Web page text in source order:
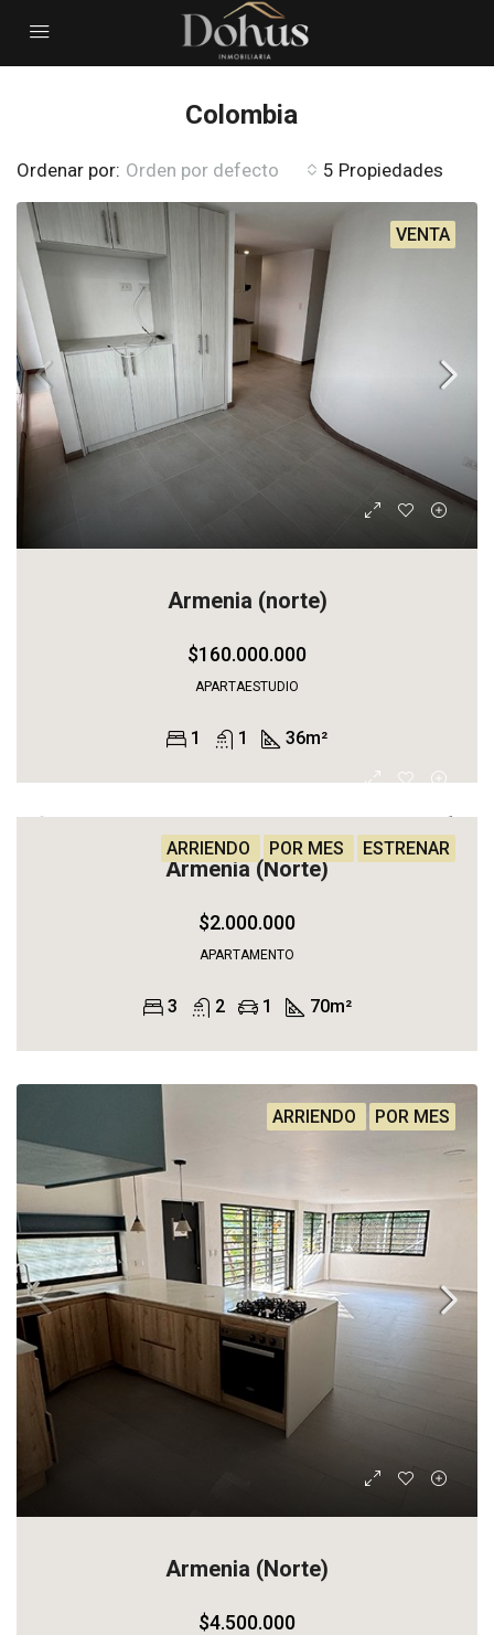
Colombia
5 Propiedades
Ordenar por: Orden por defecto
VENTA
Armenia (norte)
$160.000.000
APARTAESTUDIO
1 1 36m²
ARRIENDO POR MES ESTRENAR
Armenia (Norte)
$2.000.000
APARTAMENTO
3 2 1 70m²
ARRIENDO POR MES
Armenia (Norte)
$4.500.000